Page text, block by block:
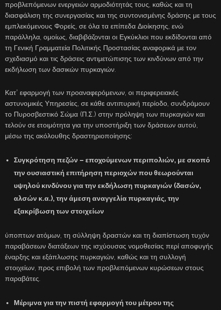
προβλεπόμενων ενεργειών αρμοδιότητάς τους, καθώς και τη
διασφάλιση της συνεργασίας και της συντονισμένης δράσης με τους
εμπλεκόμενους Φορείς, σε όλα τα επίπεδα Διοίκησης, ενώ
παράλληλα, ομοίως, διαβιβάζονται οι Εγκύκλιοι που εκδίδονται από
τη Γενική Γραμματεία Πολιτικής Προστασίας αναφορικά με τον
σχεδιασμό και τις δράσεις αντιμετώπισης των κινδύνων από την
εκδήλωση των δασικών πυρκαγιών.
Κατ’ εφαρμογή των προαναφερόμενων, οι περιφερειακές
αστυνομικές Υπηρεσίες, σε κάθε αντιπυρική περίοδο, συνδράμουν
το Πυροσβεστικό Σώμα (Π.Σ.) στην πρόληψη των πυρκαγιών και
τελούν σε ετοιμότητα για την υποστήριξη των δράσεων αυτού,
μέσω της ακόλουθης δραστηριοποίησης:
Συγκρότηση πεζών – εποχούμενων περιπολιών, με σκοπό
την ουσιαστική επιτήρηση περιοχών που θεωρούνται
υψηλού κινδύνου για την εκδήλωση πυρκαγιών (δασών,
αλσών κ.α.), την άμεση αναγγελία πυρκαγιάς, την
εξακρίβωση των στοιχείων
ύποπτων ατόμων, τη σύλληψη δραστών και τη διαπίστωση τυχόν
παραβάσεων διατάξεων της ισχύουσας νομοθεσίας περί αποφυγής
έναρξης και εξάπλωσης πυρκαγιών, καθώς και τη συλλογή
στοιχείων, προς επιβολή των προβλεπόμενων κυρώσεων στους
παραβάτες.
Μέριμνα για την πιστή εφαρμογή του μέτρου της